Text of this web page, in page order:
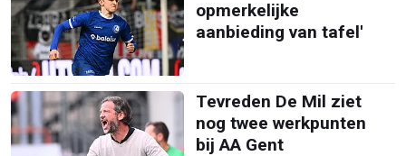
opmerkelijke
aanbieding van tafel'
Tevreden De Mil ziet
nog twee werkpunten
bij AA Gent